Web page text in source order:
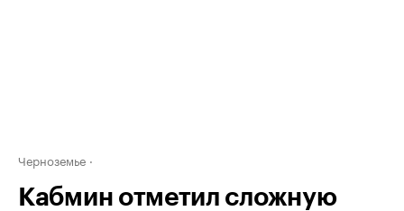
Черноземье
Кабмин отметил сложную